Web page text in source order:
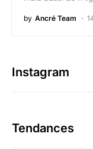
by Ancré Team
Instagram
Tendances